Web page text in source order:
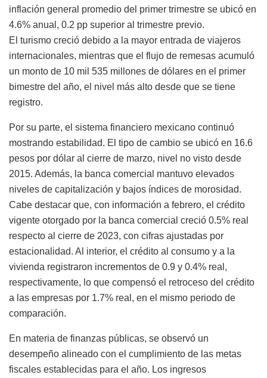
inflación general promedio del primer trimestre se ubicó en
4.6% anual, 0.2 pp superior al trimestre previo.
El turismo creció debido a la mayor entrada de viajeros
internacionales, mientras que el flujo de remesas acumuló
un monto de 10 mil 535 millones de dólares en el primer
bimestre del año, el nivel más alto desde que se tiene
registro.
Por su parte, el sistema financiero mexicano continuó
mostrando estabilidad. El tipo de cambio se ubicó en 16.6
pesos por dólar al cierre de marzo, nivel no visto desde
2015. Además, la banca comercial mantuvo elevados
niveles de capitalización y bajos índices de morosidad.
Cabe destacar que, con información a febrero, el crédito
vigente otorgado por la banca comercial creció 0.5% real
respecto al cierre de 2023, con cifras ajustadas por
estacionalidad. Al interior, el crédito al consumo y a la
vivienda registraron incrementos de 0.9 y 0.4% real,
respectivamente, lo que compensó el retroceso del crédito
a las empresas por 1.7% real, en el mismo periodo de
comparación.
En materia de finanzas públicas, se observó un
desempeño alineado con el cumplimiento de las metas
fiscales establecidas para el año. Los ingresos